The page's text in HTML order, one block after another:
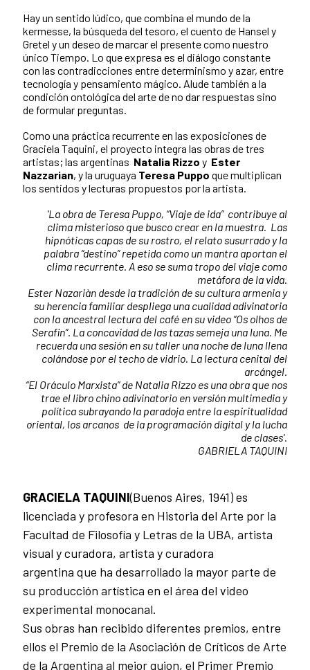
Hay un sentido lúdico, que combina el mundo de la
kermesse, la búsqueda del tesoro, el cuento de Hansel y
Gretel y un deseo de marcar el presente como nuestro
único Tiempo. Lo que expresa es el diálogo constante
con las contradicciones entre determinismo y azar, entre
tecnología y pensamiento mágico. Alude también a la
condición ontológica del arte de no dar respuestas sino
de formular preguntas.
Como una práctica recurrente en las exposiciones de
Graciela Taquini, el proyecto integra las obras de tres
artistas; las argentinas Natalia Rizzo y Ester
Nazzarian, y la uruguaya Teresa Puppo que multiplican
los sentidos y lecturas propuestos por la artista.
'La obra de Teresa Puppo, “Viaje de ida” contribuye al
clima misterioso que busco crear en la muestra. Las
hipnóticas capas de su rostro, el relato susurrado y la
palabra “destino” repetida como un mantra aportan el
clima recurrente. A eso se suma tropo del viaje como
metáfora de la vida.
Ester Nazariàn desde la tradición de su cultura armenia y
su herencia familiar despliega una cualidad adivinatoria
con la ancestral lectura del café en su video “Os olhos de
Serafin”. La concavidad de las tazas semeja una luna. Me
recuerda una sesión en su taller una noche de luna llena
colándose por el techo de vidrio. La lectura cenital del
arcángel.
“El Oráculo Marxista” de Natalia Rizzo es una obra que nos
trae el libro chino adivinatorio en versión multimedia y
política subrayando la paradoja entre la espiritualidad
oriental, los arcanos de la programación digital y la lucha
de clases'.
GABRIELA TAQUINI
GRACIELA TAQUINI(Buenos Aires, 1941) es
licenciada y profesora en Historia del Arte por la
Facultad de Filosofía y Letras de la UBA, artista
visual y curadora, artista y curadora
argentina que ha desarrollado la mayor parte de
su producción artística en el área del video
experimental monocanal.
Sus obras han recibido diferentes premios, entre
ellos el Premio de la Asociación de Críticos de Arte
de la Argentina al mejor guion, el Primer Premio